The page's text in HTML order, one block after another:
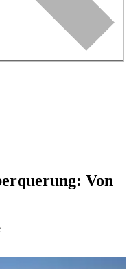
Von